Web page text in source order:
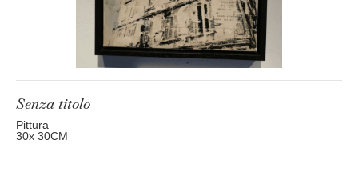
Senza titolo
Pittura
30x 30CM